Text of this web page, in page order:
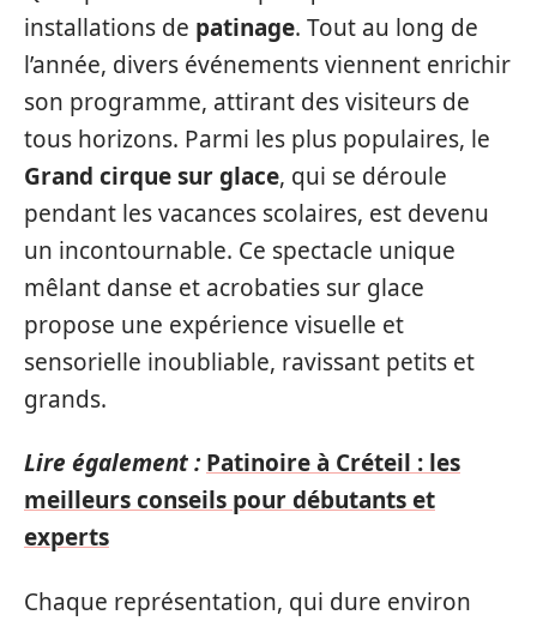
installations de patinage. Tout au long de
l’année, divers événements viennent enrichir
son programme, attirant des visiteurs de
tous horizons. Parmi les plus populaires, le
Grand cirque sur glace, qui se déroule
pendant les vacances scolaires, est devenu
un incontournable. Ce spectacle unique
mêlant danse et acrobaties sur glace
propose une expérience visuelle et
sensorielle inoubliable, ravissant petits et
grands.
Lire également : Patinoire à Créteil : les
meilleurs conseils pour débutants et
experts
Chaque représentation, qui dure environ